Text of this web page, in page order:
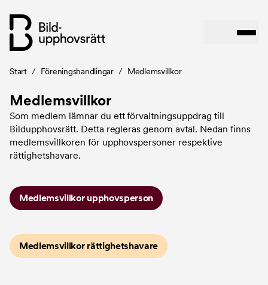
Hoppa
huvudinnehåll
Länkstig
Start / Föreningshandlingar / Medlemsvillkor
Medlemsvillkor
Som medlem lämnar du ett förvaltningsuppdrag till
Bildupphovsrätt. Detta regleras genom avtal. Nedan finns
medlemsvillkoren för upphovspersoner respektive
rättighetshavare.
Medlemsvillkor upphovsperson
Medlemsvillkor rättighetshavare